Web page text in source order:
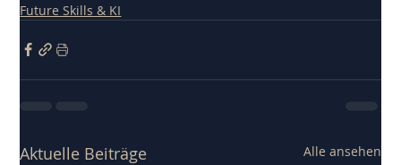
Future Skills & KI
Aktuelle Beiträge Alle ansehen